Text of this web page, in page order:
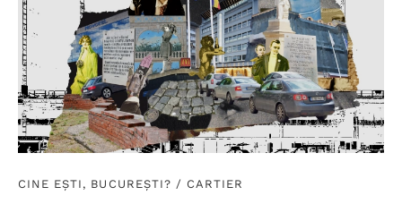
CINE EȘTI, BUCUREȘTI? / CARTIER